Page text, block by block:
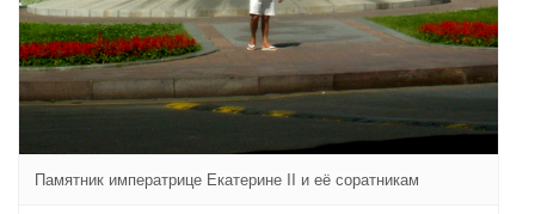
Памятник императрице Екатерине II и её соратникам